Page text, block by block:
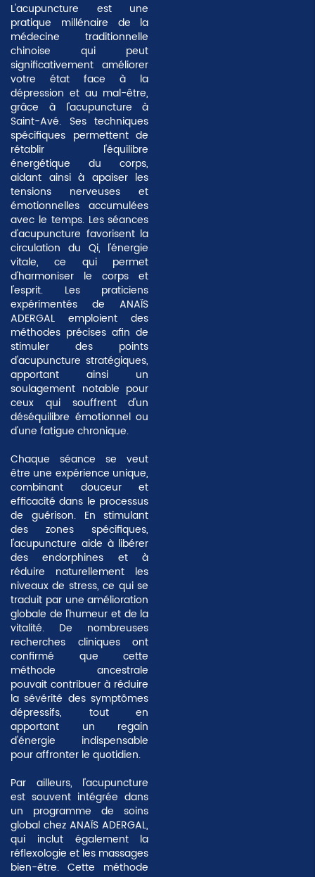
L'acupuncture est une
pratique millénaire de la
médecine traditionnelle
chinoise qui peut
significativement améliorer
votre état face à la
dépression et au mal-être,
grâce à l'acupuncture à
Saint-Avé. Ses techniques
spécifiques permettent de
rétablir l'équilibre
énergétique du corps,
aidant ainsi à apaiser les
tensions nerveuses et
émotionnelles accumulées
avec le temps. Les séances
d'acupuncture favorisent la
circulation du Qi, l'énergie
vitale, ce qui permet
d'harmoniser le corps et
l'esprit. Les praticiens
expérimentés de ANAÏS
ADERGAL emploient des
méthodes précises afin de
stimuler des points
d'acupuncture stratégiques,
apportant ainsi un
soulagement notable pour
ceux qui souffrent d'un
déséquilibre émotionnel ou
d'une fatigue chronique.
Chaque séance se veut
être une expérience unique,
combinant douceur et
efficacité dans le processus
de guérison. En stimulant
des zones spécifiques,
l'acupuncture aide à libérer
desendorphines et à
réduire naturellement les
niveaux de stress, ce qui se
traduit par une amélioration
globale de l'humeur et de la
vitalité. De nombreuses
recherches cliniques ont
confirmé que cette
méthode ancestrale
pouvait contribuer à réduire
la sévérité des symptômes
dépressifs, tout en
apportant un regain
d'énergie indispensable
pour affronter le quotidien.
Par ailleurs, l'acupuncture
est souvent intégrée dans
un programme de soins
global chez ANAÏS ADERGAL,
qui inclut également la
réflexologie et les massages
bien-être. Cette méthode